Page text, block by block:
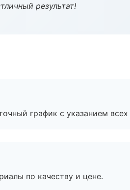
результат!
график с указанием всех
по качеству и цене.